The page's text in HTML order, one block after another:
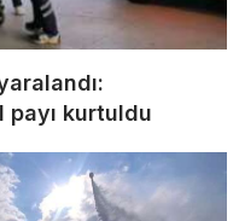
payı kurtuldu